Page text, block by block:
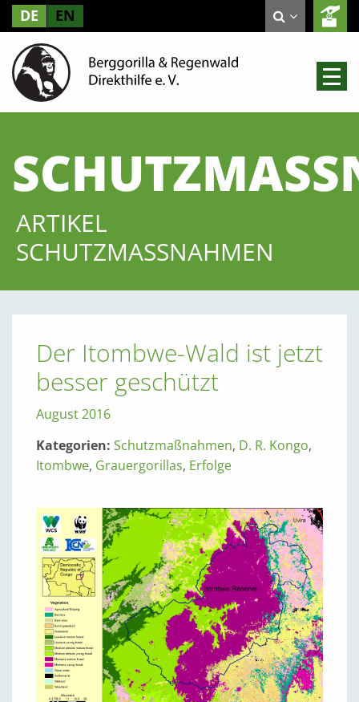
DE EN
ARTIKEL
SCHUTZMASSNAHMEN
Der Itombwe-Wald ist jetzt
besser geschützt
August 2016
Kategorien: Schutzmaßnahmen, D. R. Kongo,
Itombwe, Grauergorillas, Erfolge